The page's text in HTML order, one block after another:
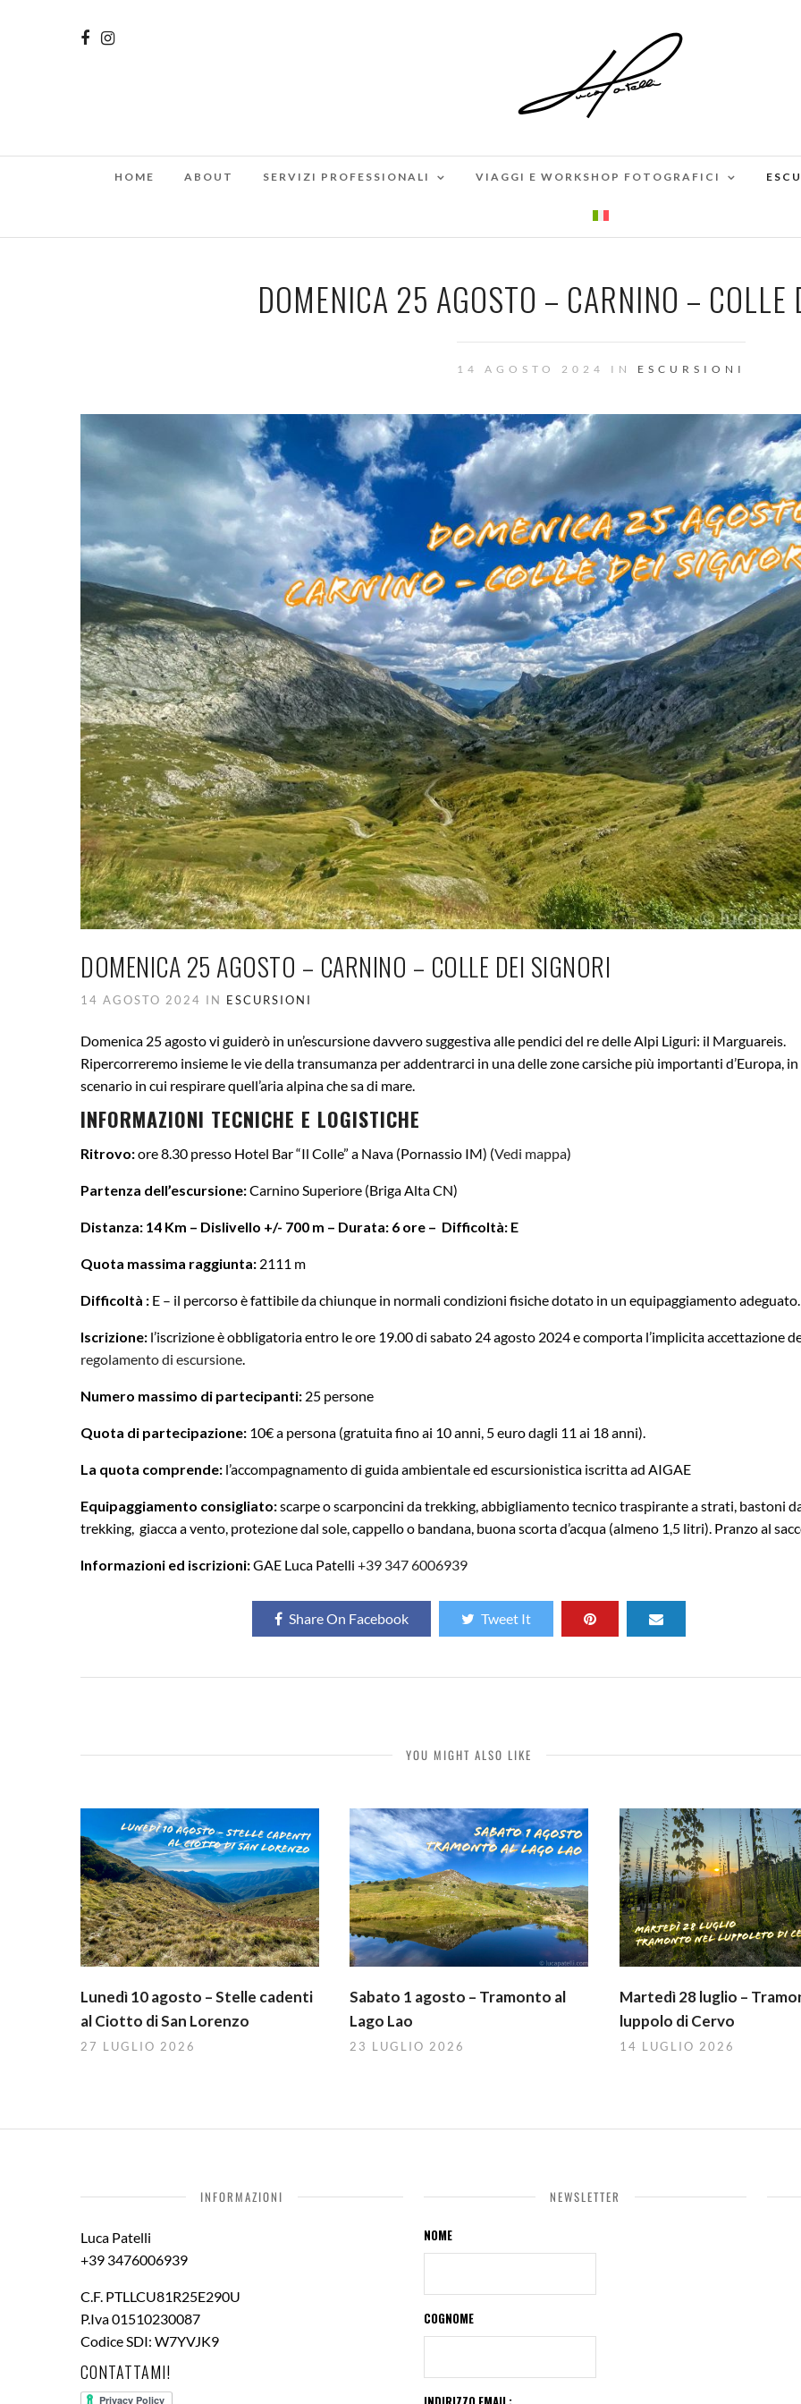
HOME ABOUT SERVIZI PROFESSIONALI VIAGGI E WORKSHOP FOTOGRAFICI
DOMENICA 25 AGOSTO – CARNINO – COLLE
14 AGOSTO 2024 IN ESCURSIONI
DOMENICA 25 AGOSTO – CARNINO – COLLE DEI SIGNORI
14 AGOSTO 2024 IN ESCURSIONI
Domenica 25 agosto vi guiderò in un’escursione davvero suggestiva alle pendici del re delle Alpi Liguri: il Marguareis.
Ripercorreremo insieme le vie della transumanza per addentrarci in una delle zone carsiche più importanti d’Europa,
scenario in cui respirare quell’aria alpina che sa di mare.
INFORMAZIONI TECNICHE E LOGISTICHE
Ritrovo:ore 8.30 presso Hotel Bar “Il Colle” a Nava (Pornassio IM) (Vedi mappa)
Partenza dell’escursione:Carnino Superiore (Briga Alta CN)
Distanza: 14 Km – Dislivello +/- 700 m – Durata: 6 ore – Difficoltà: E
Quota massima raggiunta: 2111 m
Difficoltà : E – il percorso è fattibile da chiunque in normali condizioni fisiche dotato in un equipaggiamento adeguato.
Iscrizione: l’iscrizione è obbligatoria entro le ore 19.00 di sabato 24 agosto 2024 e comporta l’implicita accettazione
regolamento di escursione.
Numero massimo di partecipanti: 25 persone
Quota di partecipazione: 10€ a persona (gratuita fino ai 10 anni, 5 euro dagli 11 ai 18 anni).
La quota comprende: l’accompagnamento di guida ambientale ed escursionistica iscritta ad AIGAE
Equipaggiamento consigliato:scarpe o scarponcini da trekking, abbigliamento tecnico traspirante a strati, bastoni
trekking, giacca a vento, protezione dal sole, cappello o bandana, buona scorta d’acqua (almeno 1,5 litri). Pranzo al
Informazioni ed iscrizioni:GAE Luca Patelli +39 347 6006939
Share On Facebook Tweet It
YOU MIGHT ALSO LIKE
Lunedì 10 agosto – Stelle cadenti
al Ciotto di San Lorenzo
27 LUGLIO 2026
Sabato 1 agosto – Tramonto al
Lago Lao
23 LUGLIO 2026
Martedì 28 luglio –
luppolo di Cervo
14 LUGLIO 2026
INFORMAZIONI
Luca Patelli
+39 3476006939
C.F. PTLLCU81R25E290U
P.Iva 01510230087
Codice SDI: W7YVJK9
CONTATTAMI!
NEWSLETTER
NOME
COGNOME